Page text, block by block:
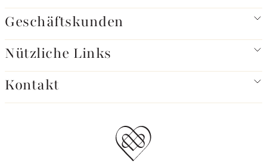
Geschäftskunden
Nützliche Links
Kontakt